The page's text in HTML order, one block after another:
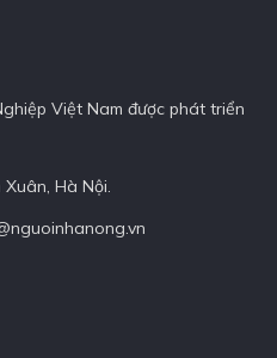
Việt Nam được phát triển
Hà Nội.